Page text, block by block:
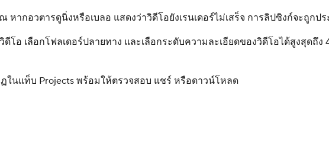
กอวตารดูนิ่งหรือเบลอ แสดงว่าวิดีโอยังเรนเดอร์ไม่เสร็จ การลิปซิงก์จะถูกปร
อ เลือกโฟลเดอร์ปลายทาง และเลือกระดับความละเอียดของวิดีโอได้สูงสุดถึง
ในแท็บ Projects พร้อมให้ตรวจสอบ แชร์ หรือดาวน์โหลด